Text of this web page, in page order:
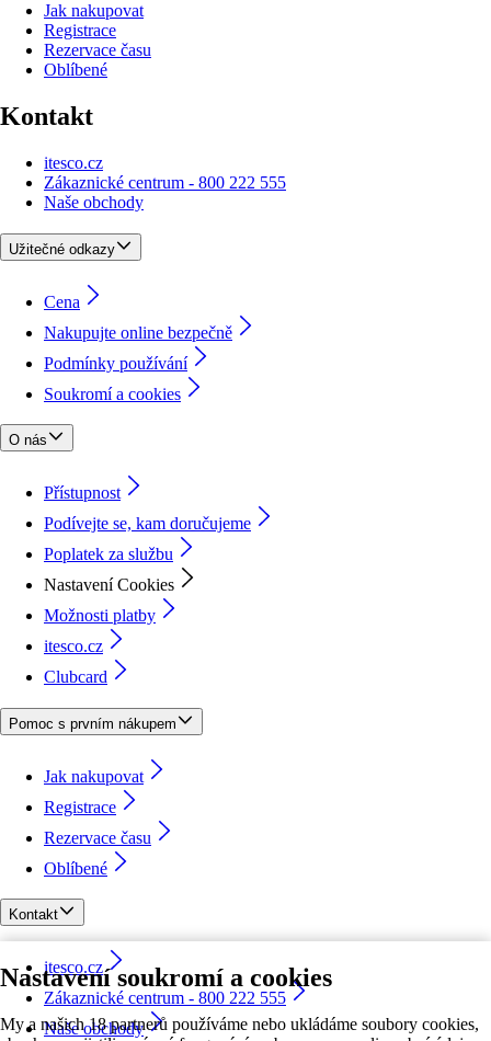
Nastavení soukromí a cookies
My a našich 18 partnerů používáme nebo ukládáme soubory cookies,
Jak nakupovat
Registrace
Rezervace času
Oblíbené
Kontakt
itesco.cz
Zákaznické centrum - 800 222 555
Naše obchody
Užitečné odkazy
Cena
Nakupujte online bezpečně
Podmínky používání
Soukromí a cookies
O nás
Přístupnost
Podívejte se, kam doručujeme
Poplatek za službu
Nastavení Cookies
Možnosti platby
itesco.cz
Clubcard
Pomoc s prvním nákupem
Jak nakupovat
Registrace
Rezervace času
Oblíbené
Kontakt
itesco.cz
Zákaznické centrum - 800 222 555
Naše obchody